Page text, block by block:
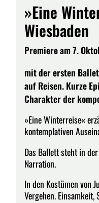
»Eine
Wiesbaden
Premiere am 7.
mit der ersten
auf Reisen. Kurze
Charakter der
»Eine Winterreise«
kontemplativen
Das Ballett steht in
Narration.
In den Kostümen von
Vergehen.